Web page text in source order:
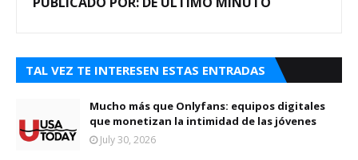
TAL VEZ TE INTERESEN ESTAS ENTRADAS
Mucho más que Onlyfans: equipos digitales
que monetizan la intimidad de las jóvenes
July 30, 2026